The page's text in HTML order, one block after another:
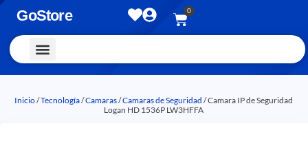
GoStore 0
Inicio/Tecnología/Camaras/Camaras de Seguridad / Camara IP de Seguridad
Logan HD 1536P LW3HFFA